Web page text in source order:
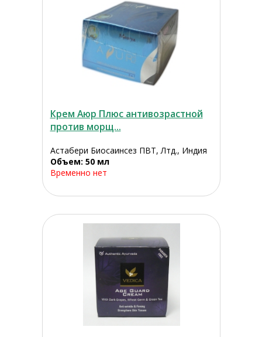
Крем Аюр Плюс антивозрастной
против морщ...
Астабери Биосаинсез ПВТ, Лтд., Индия
Объем: 50 мл
Временно нет